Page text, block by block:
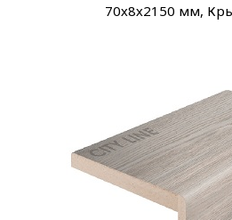
70х8х2150 мм,